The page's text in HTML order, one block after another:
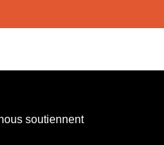
nous soutiennent